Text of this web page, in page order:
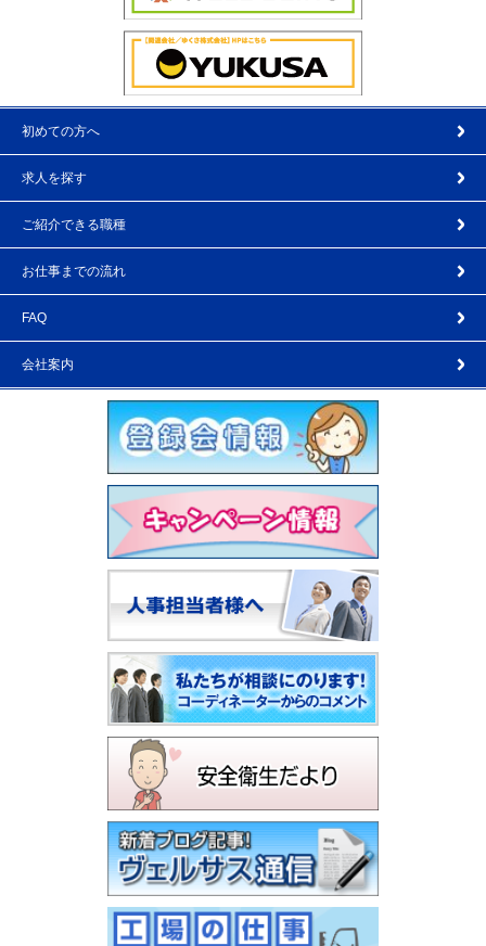
初めての方へ
求人を探す
ご紹介できる職種
お仕事までの流れ
FAQ
会社案内